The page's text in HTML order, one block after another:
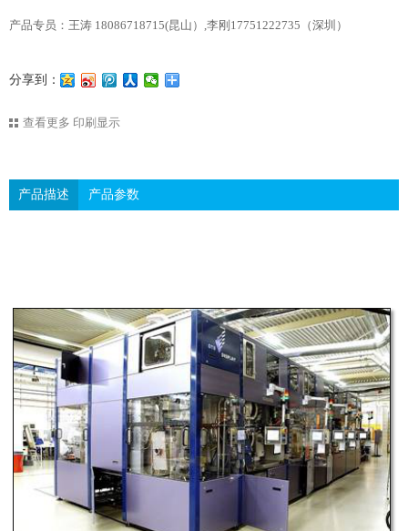
产品专员：王涛 18086718715(昆山）,李刚17751222735（深圳）
分享到：
查看更多 印刷显示
产品描述 产品参数